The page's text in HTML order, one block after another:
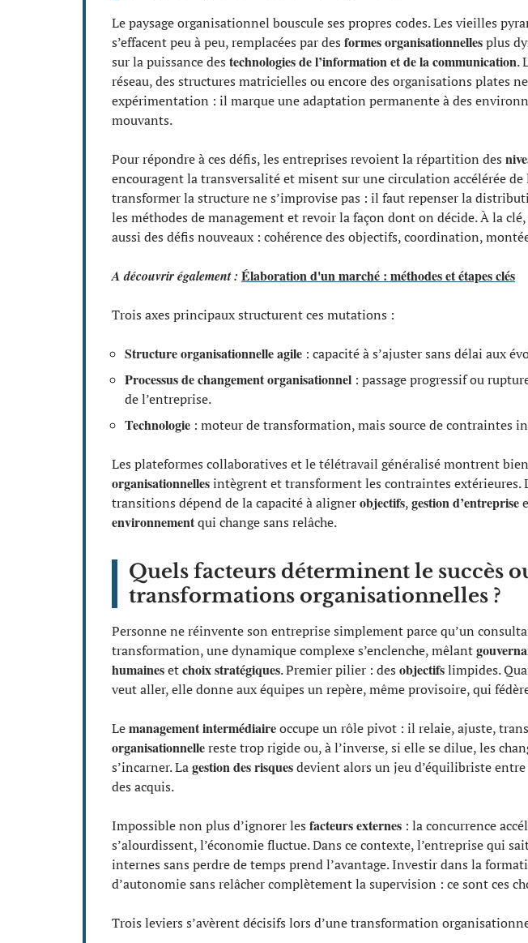
Le paysage organisationnel bouscule ses propres codes. Les vieilles
s’effacent peu à peu, remplacées par des formes organisationnellesplus
sur la puissance des technologies de l’information et de la communication.
réseau, des structures matricielles ou encore des organisations plates
expérimentation : il marque une adaptation permanente à des
mouvants.
Pour répondre à ces défis, les entreprises revoient la répartition des
encouragent la transversalité et misent sur une circulation accélérée
transformer la structure ne s’improvise pas : il faut repenser la
les méthodes de management et revoir la façon dont on décide. À la
aussi des défis nouveaux : cohérence des objectifs, coordination,
A découvrir également : Élaboration d'un marché : méthodes et étapes clés
Trois axes principaux structurent ces mutations :
Structure organisationnelle agile : capacité à s’ajuster sans délai aux
Processus de changement organisationnel : passage progressif ou
de l’entreprise.
Technologie : moteur de transformation, mais source de contraintes
Les plateformes collaboratives et le télétravail généralisé montrent
organisationnellesintègrent et transforment les contraintes extérieures.
transitions dépend de la capacité à alignerobjectifs,gestion d’entreprise
environnementqui change sans relâche.
Quels facteurs déterminent le succès
transformations organisationnelles ?
Personne ne réinvente son entreprise simplement parce qu’un
transformation, une dynamique complexe s’enclenche, mêlant
humainesetchoix stratégiques. Premier pilier : des objectifslimpides.
veut aller, elle donne aux équipes un repère, même provisoire, qui
Lemanagement intermédiaireoccupe un rôle pivot : il relaie, ajuste,
organisationnellereste trop rigide ou, à l’inverse, si elle se dilue, les
s’incarner. Lagestion des risquesdevient alors un jeu d’équilibriste
des acquis.
Impossible non plus d’ignorer les facteurs externes : la concurrence
s’alourdissent, l’économie fluctue. Dans ce contexte, l’entreprise qui
internes sans perdre de temps prend l’avantage. Investir dans la
d’autonomie sans relâcher complètement la supervision : ce sont ces
Trois leviers s’avèrent décisifs lors d’une transformation